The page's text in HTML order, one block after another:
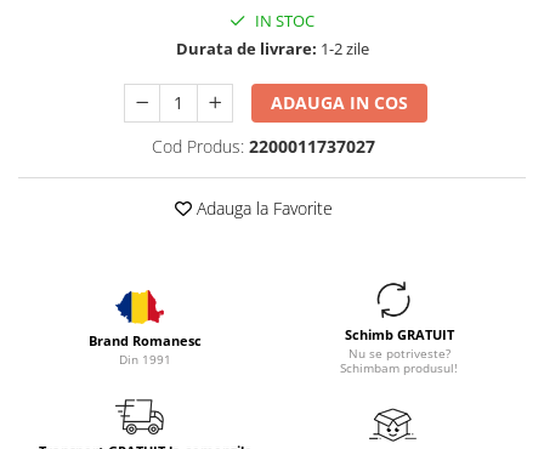
IN STOC
Durata de livrare: 1-2 zile
ADAUGA IN COS
Cod Produs: 2200011737027
Adauga la Favorite
Brand Romanesc
Din 1991
Schimb GRATUIT
Nu se potriveste?
Schimbam produsul!